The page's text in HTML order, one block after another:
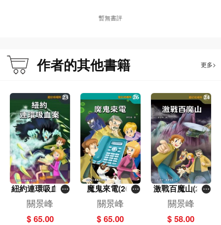
的大無臉魔雷頓。他們終於來到亞伯丁。可是這個美麗的城巿卻潛伏了各種危
就在千鈞一髮之際，最強的猛將本傑明竟然從倫敦趕來救援了！餓了雖然跟這位
人物素未謀面，竟也看錯了他是「長大了的湯姆斯」。究竟這位外援跟湯姆斯、
暫無書評
作者的其他書籍 更多>
紐約連環吸血案
(23)〔魔幻偵探
所〕
關景峰
$ 65.00
魔鬼來電(26)
〔魔幻偵探所〕
關景峰
$ 65.00
激戰百魔山(24)
〔魔幻偵探所〕
關景峰
$ 58.00